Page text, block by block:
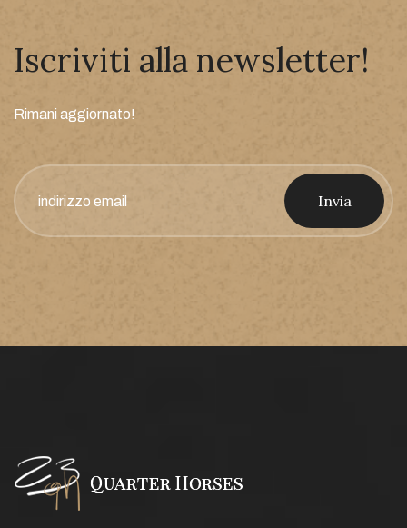
Iscriviti alla newsletter!
Rimani aggiornato!
Invia